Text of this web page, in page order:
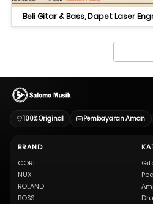
Beli Gitar & Bass, Dapet Laser
100% Original Pembayaran Aman
BRAND
CORT
NUX
ROLAND
BOSS